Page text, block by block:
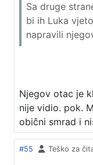
Sa druge
bi ih Luka
napravili
Njegov otac je
nije vidio. pok.
obični smrad i
#55 Teško za